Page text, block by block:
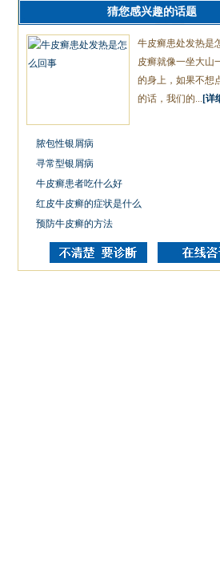
猜您感兴趣的话题
牛皮癣患处发热是
皮癣就像一坐大山
的身上，如果不想
的话，我们的... [详
脓包性银屑病
寻常型银屑病
牛皮癣患者吃什么好
红皮牛皮癣的症状是什么
预防牛皮癣的方法